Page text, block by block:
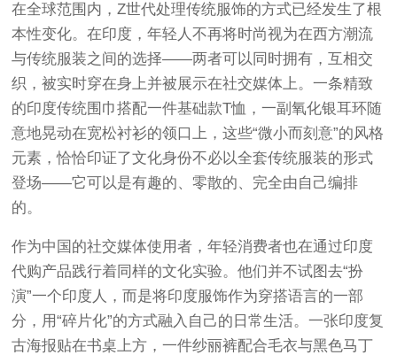
在全球范围内，Z世代处理传统服饰的方式已经发生了根
本性变化。在印度，年轻人不再将时尚视为在西方潮流
与传统服装之间的选择——两者可以同时拥有，互相交
织，被实时穿在身上并被展示在社交媒体上。一条精致
的印度传统围巾搭配一件基础款T恤，一副氧化银耳环随
意地晃动在宽松衬衫的领口上，这些“微小而刻意”的风格
元素，恰恰印证了文化身份不必以全套传统服装的形式
登场——它可以是有趣的、零散的、完全由自己编排
的。
作为中国的社交媒体使用者，年轻消费者也在通过印度
代购产品践行着同样的文化实验。他们并不试图去“扮
演”一个印度人，而是将印度服饰作为穿搭语言的一部
分，用“碎片化”的方式融入自己的日常生活。一张印度复
古海报贴在书桌上方，一件纱丽裤配合毛衣与黑色马丁